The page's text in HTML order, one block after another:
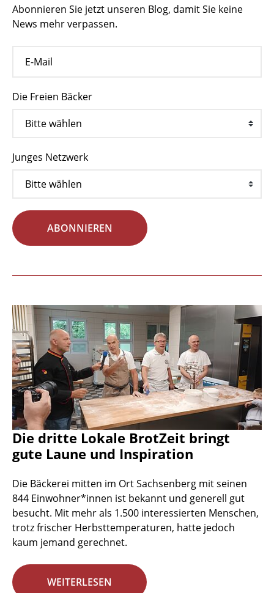
Abonnieren Sie jetzt unseren Blog, damit Sie keine
News mehr verpassen.
Die Freien Bäcker
Junges Netzwerk
ABONNIEREN
Die dritte Lokale BrotZeit bringt
gute Laune und Inspiration
Die Bäckerei mitten im Ort Sachsenberg mit seinen
844 Einwohner*innen ist bekannt und generell gut
besucht. Mit mehr als 1.500 interessierten Menschen,
trotz frischer Herbsttemperaturen, hatte jedoch
kaum jemand gerechnet.
WEITERLESEN